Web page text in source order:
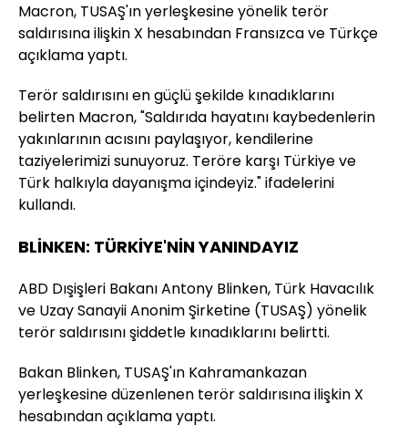
Macron, TUSAŞ'ın yerleşkesine yönelik terör
saldırısına ilişkin X hesabından Fransızca ve Türkçe
açıklama yaptı.
Terör saldırısını en güçlü şekilde kınadıklarını
belirten Macron, "Saldırıda hayatını kaybedenlerin
yakınlarının acısını paylaşıyor, kendilerine
taziyelerimizi sunuyoruz. Teröre karşı Türkiye ve
Türk halkıyla dayanışma içindeyiz." ifadelerini
kullandı.
BLİNKEN: TÜRKİYE'NİN YANINDAYIZ
ABD Dışişleri Bakanı Antony Blinken, Türk Havacılık
ve Uzay Sanayii Anonim Şirketine (TUSAŞ) yönelik
terör saldırısını şiddetle kınadıklarını belirtti.
Bakan Blinken, TUSAŞ'ın Kahramankazan
yerleşkesine düzenlenen terör saldırısına ilişkin X
hesabından açıklama yaptı.